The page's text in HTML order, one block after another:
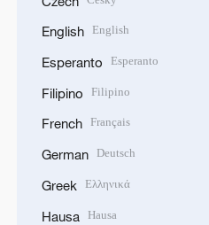
English English
Esperanto Esperanto
Filipino Filipino
French Français
German Deutsch
Greek Ελληνικά
Hausa Hausa